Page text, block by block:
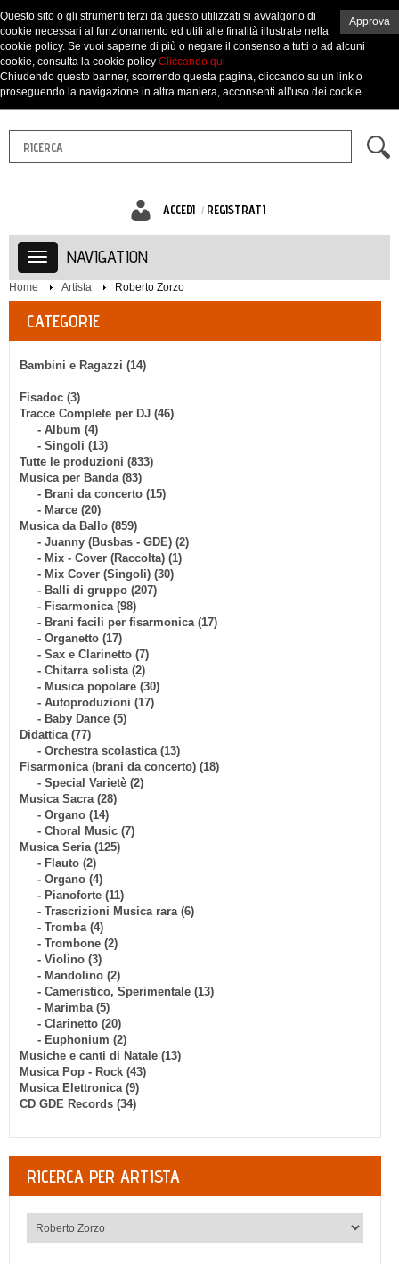
ACCEDI REGISTRATI
NAVIGATION
Home Artista Roberto Zorzo
CATEGORIE
Bambini e Ragazzi (14)
Fisadoc (3)
Tracce Complete per DJ (46)
- Album (4)
- Singoli (13)
Tutte le produzioni (833)
Musica per Banda (83)
- Brani da concerto (15)
- Marce (20)
Musica da Ballo (859)
- Juanny (Busbas - GDE) (2)
- Mix - Cover (Raccolta) (1)
- Mix Cover (Singoli) (30)
- Balli di gruppo (207)
- Fisarmonica (98)
- Brani facili per fisarmonica (17)
- Organetto (17)
- Sax e Clarinetto (7)
- Chitarra solista (2)
- Musica popolare (30)
- Autoproduzioni (17)
- Baby Dance (5)
Didattica (77)
- Orchestra scolastica (13)
Fisarmonica (brani da concerto) (18)
- Special Varietè (2)
Musica Sacra (28)
- Organo (14)
- Choral Music (7)
Musica Seria (125)
- Flauto (2)
- Organo (4)
- Pianoforte (11)
- Trascrizioni Musica rara (6)
- Tromba (4)
- Trombone (2)
- Violino (3)
- Mandolino (2)
- Cameristico, Sperimentale (13)
- Marimba (5)
- Clarinetto (20)
- Euphonium (2)
Musiche e canti di Natale (13)
Musica Pop - Rock (43)
Musica Elettronica (9)
CD GDE Records (34)
RICERCA PER ARTISTA
Approva
Questo sito o gli strumenti terzi da questo utilizzati si avvalgono di
cookie necessari al funzionamento ed utili alle finalità illustrate nella
cookie policy. Se vuoi saperne di più o negare il consenso a tutti o ad alcuni
cookie, consulta la cookie policy Cliccando qui
Chiudendo questo banner, scorrendo questa pagina, cliccando su un link o
proseguendo la navigazione in altra maniera, acconsenti all'uso dei cookie.